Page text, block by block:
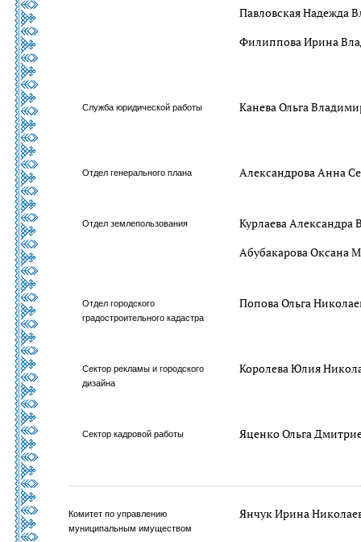
Павловская Надежда
Филиппова Ирина
Служба юридической работы Канева Ольга
Отдел генерального плана Александрова Анна
Отдел землепользования
Курлаева Александра
Абубакарова Оксана
Отдел городского
градостроительного кадастра
Попова Ольга
Сектор рекламы и городского
дизайна
Королева Юлия
Сектор кадровой работы Яценко Ольга
Комитет по управлению
муниципальным имуществом
Янчук Ирина